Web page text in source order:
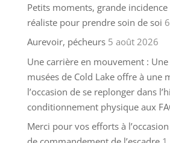
Petits moments, grande
réaliste pour prendre soin de soi
Aurevoir, pécheurs 5 août 2026
Une carrière en mouvement :
musées de Cold Lake offre à une
l’occasion de se replonger dans
conditionnement physique aux
Merci pour vos efforts à